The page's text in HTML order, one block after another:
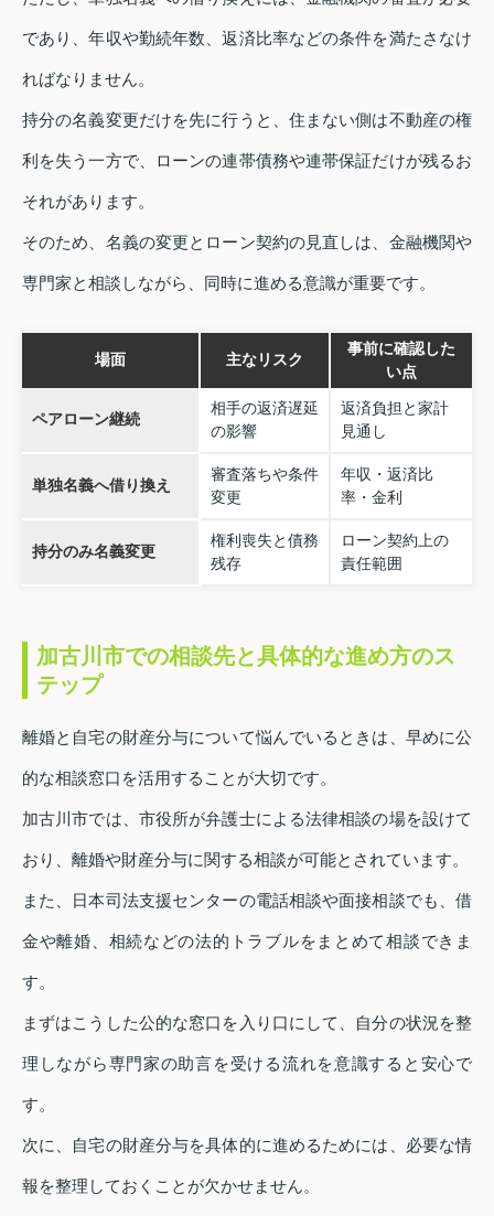
であり、年収や勤続年数、返済比率などの条件を満たさなけ
ればなりません。
持分の名義変更だけを先に行うと、住まない側は不動産の権
利を失う一方で、ローンの連帯債務や連帯保証だけが残るお
それがあります。
そのため、名義の変更とローン契約の見直しは、金融機関や
専門家と相談しながら、同時に進める意識が重要です。
場面 主なリスク
事前に確認した
い点
ペアローン継続
相手の返済遅延
の影響
返済負担と家計
見通し
単独名義へ借り換え
審査落ちや条件
変更
年収・返済比
率・金利
持分のみ名義変更
権利喪失と債務
残存
ローン契約上の
責任範囲
加古川市での相談先と具体的な進め方のス
テップ
離婚と自宅の財産分与について悩んでいるときは、早めに公
的な相談窓口を活用することが大切です。
加古川市では、市役所が弁護士による法律相談の場を設けて
おり、離婚や財産分与に関する相談が可能とされています。
また、日本司法支援センターの電話相談や面接相談でも、借
金や離婚、相続などの法的トラブルをまとめて相談できま
す。
まずはこうした公的な窓口を入り口にして、自分の状況を整
理しながら専門家の助言を受ける流れを意識すると安心で
す。
次に、自宅の財産分与を具体的に進めるためには、必要な情
報を整理しておくことが欠かせません。